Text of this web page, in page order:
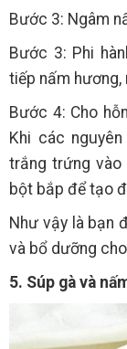
Bước 3: Ngâm
Bước 3: Phi
tiếp nấm hương,
Bước 4: Cho
Khi các
trắng trứng
bột bắp để tạo
Như vậy là bạn
và bổ dưỡng
5. Súp gà và